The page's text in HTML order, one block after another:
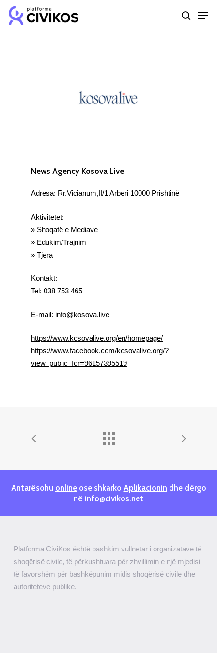
Skip
search
News Agency Kosova Live
Adresa: Rr.Vicianum,II/1 Arberi 10000 Prishtinë
Aktivitetet:
» Shoqatë e Mediave
» Edukim/Trajnim
» Tjera
Kontakt:
Tel: 038 753 465
E-mail: info@kosova.live
https://www.kosovalive.org/en/homepage/
https://www.facebook.com/kosovalive.org/?
view_public_for=96157395519
Antarësohu onlineose shkarko Aplikacionin dhe dërgo
në info@civikos.net
Platforma CiviKos është bashkim vullnetar i organizatave të
shoqërisë civile, të përkushtuara për zhvillimin e një mjedisi
të favorshëm për bashkëpunim midis shoqërisë civile dhe
autoriteteve publike.